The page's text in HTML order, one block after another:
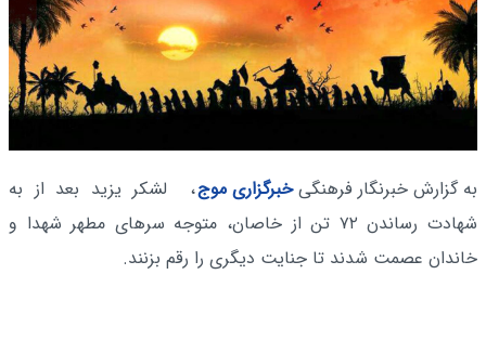
به گزارش خبرنگار فرهنگیخبرگزاری موج، لشکر یزید بعد از به
شهادت رساندن ۷۲ تن از خاصان، متوجه سرهای مطهر شهدا و
خاندان عصمت شدند تا جنایت دیگری را رقم بزنند.